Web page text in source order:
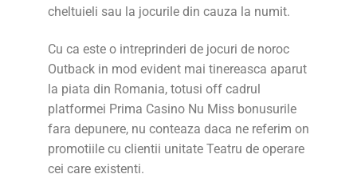
cheltuieli sau la jocurile din cauza la numit.
Cu ca este o intreprinderi de jocuri de noroc
Outback in mod evident mai tinereasca aparut
la piata din Romania, totusi off cadrul
platformei Prima Casino Nu Miss bonusurile
fara depunere, nu conteaza daca ne referim on
promotiile cu clientii unitate Teatru de operare
cei care existenti.